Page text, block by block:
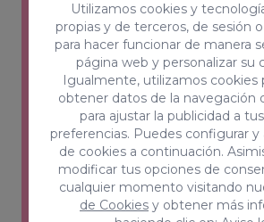
Utilizamos cookies y
propias y de terceros, de sesión
para hacer funcionar de manera
página web y personalizar su
Igualmente, utilizamos cookies
obtener datos de la navegación
para ajustar la publicidad a
preferencias. Puedes configurar y
de cookies a continuación.
modificar tus opciones de
cualquier momento visitando
de Cookies y obtener más
Creativity & Design
Estilos, color, forma y
las claves de un equipo que
conseguido el equilibrio
creatividad y funcionalidad.
Ver más